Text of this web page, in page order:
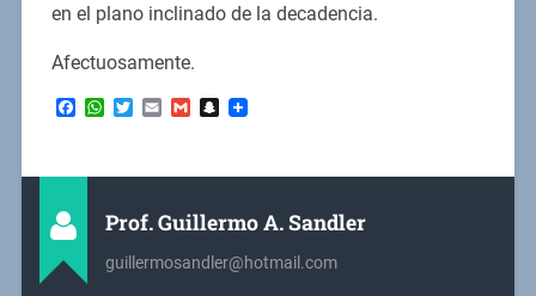
en el plano inclinado de la decadencia.
Afectuosamente.
Facebook
WhatsApp
Twitter
EmailGmailSnapchat
Prof. Guillermo A. Sandler
guillermosandler@hotmail.com